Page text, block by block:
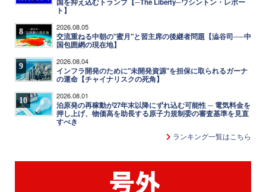
ト】
8 2026.08.05
交流重ねる中朝の"蜜月"と習主席の後継者問題【澁谷司──中
国包囲網の現在地】
9 2026.08.04
インフラ開発のために"未開発資源"を担保に取られるガーナ
の運命【チャイナリスクの死角】
10 2026.08.01
泊原発の再稼動が27年末以降にずれ込む可能性 ─ 電気料金を
押し上げ、物価高を助長する原子力規制委の審査基準を見直
すべき
ランキング一覧はこちら